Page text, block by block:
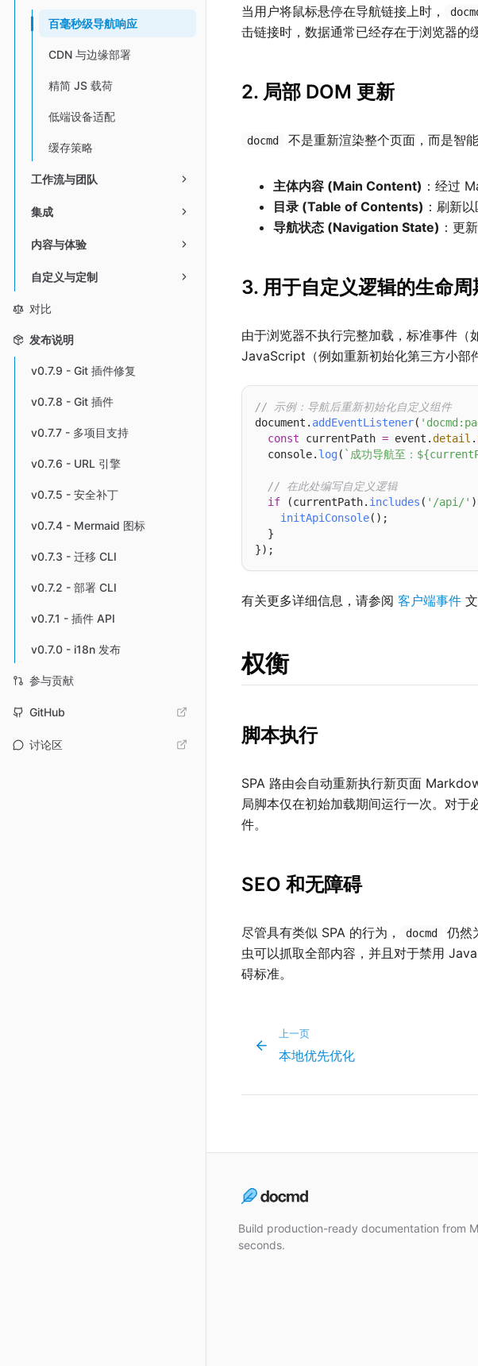
百毫秒级导航响应
CDN 与边缘部署
精简 JS 载荷
低端设备适配
缓存策略
工作流与团队
集成
内容与体验
自定义与定制
对比
发布说明
v0.7.9 - Git 插件修复
v0.7.8 - Git 插件
v0.7.7 - 多项目支持
v0.7.6 - URL 引擎
v0.7.5 - 安全补丁
v0.7.4 - Mermaid 图标
v0.7.3 - 迁移 CLI
v0.7.2 - 部署 CLI
v0.7.1 - 插件 API
v0.7.0 - i18n 发布
参与贡献
GitHub
讨论区
当用户将鼠标悬停在导航链接上时，
击链接时，数据通常已经存在于浏览器的
2. 局部 DOM 更新
docmd 不是重新渲染整个页面，而是智
主体内容 (Main Content) ：经过
目录 (Table of Contents) ：刷新
导航状态 (Navigation State) ：更
3. 用于自定义逻辑的生命周
由于浏览器不执行完整加载，标准事件（
JavaScript（例如重新初始化第三方小部
// 示例：导航后重新初始化自定义组件
document. addEventListener(
const currentPath = event.detail .
  console.
log( `成功导航至：
// 在此处编写自定义逻辑
if (currentPath. includes ( '/api/'
initApiConsole();
  }
有关更多详细信息，请参阅 客户端事件 文
权衡
脚本执行
SPA 路由会自动重新执行新页面
局脚本仅在初始加载期间运行一次。对
件。
SEO 和无障碍
尽管具有类似 SPA 的行为， docmd 仍然
虫可以抓取全部内容，并且对于禁用
碍标准。
上一页
本地优先优化
Build production-ready documentation from
seconds.